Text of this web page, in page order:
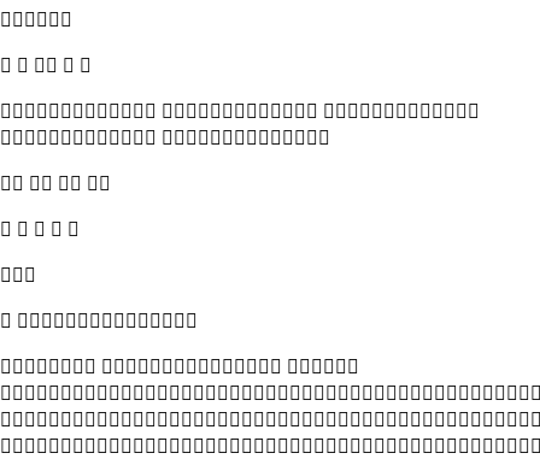

    
  
 
   
    

 
  